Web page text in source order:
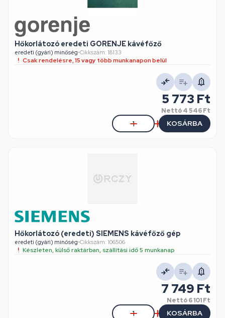
Hőkorlátozó eredeti GORENJE kávéfőző
eredeti (gyári) minőség•Cikkszám: 18133
Csak rendelésre, 15 vagy több munkanapon belül
5 773 Ft
Nettó4 546 Ft
KOSÁRBA
Hőkorlátozó (eredeti) SIEMENS kávéfőző gép
eredeti (gyári) minőség•Cikkszám: 106506
Készleten, külső raktárban, szállítási idő 5 munkanap
7 749 Ft
Nettó6 101 Ft
KOSÁRBA